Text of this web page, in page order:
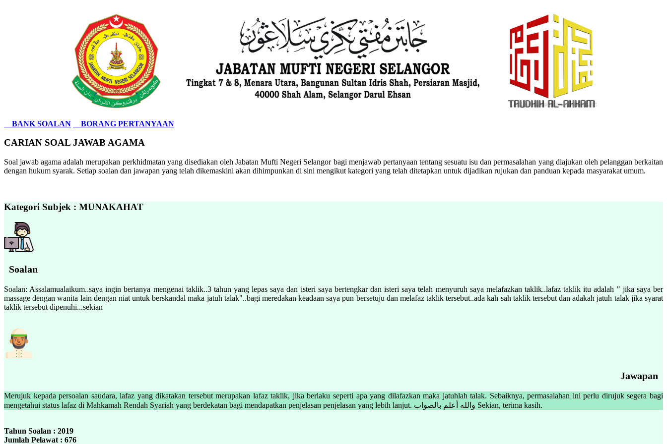
BANK SOALAN BORANG PERTANYAAN
CARIAN SOAL JAWAB AGAMA
Soal jawab agama adalah merupakan perkhidmatan yang disediakan oleh Jabatan Mufti Negeri Selangor bagi menjawab pertanyaan tentang sesuatu isu dan permasalahan yang diajukan oleh pelanggan berkaitan
dengan hukum syarak. Setiap soalan dan jawapan yang telah dikemaskini akan dihimpunkan di sini mengikut kategori yang telah ditetapkan untuk dijadikan rujukan dan panduan kepada masyarakat umum.
Kategori Subjek : MUNAKAHAT
Soalan
Soalan: Assalamualaikum..saya ingin bertanya mengenai taklik..3 tahun yang lepas saya dan isteri saya bertengkar dan isteri saya telah menyuruh saya melafazkan taklik..lafaz taklik itu adalah " jika saya ber
massage dengan wanita lain dengan niat untuk berskandal maka jatuh talak"..bagi meredakan keadaan saya pun bersetuju dan melafaz taklik tersebut..ada kah sah taklik tersebut dan adakah jatuh talak jika syarat
taklik tersebut dipenuhi...sekian
Jawapan
Merujuk kepada persoalan saudara, lafaz yang dikatakan tersebut merupakan lafaz taklik, jika berlaku seperti apa yang dilafazkan maka jatuhlah talak. Sebaiknya, permasalahan ini perlu dirujuk segera bagi
mengetahui status lafaz di Mahkamah Rendah Syariah yang berdekatan bagi mendapatkan penjelasan penjelasan yang lebih lanjut. والله أعلم بالصواب Sekian, terima kasih.
Tahun Soalan : 2019
Jumlah Pelawat : 676